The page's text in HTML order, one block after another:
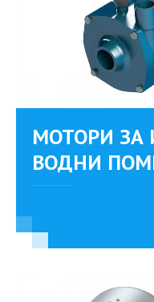
MОТОРИ
ВОДНИ